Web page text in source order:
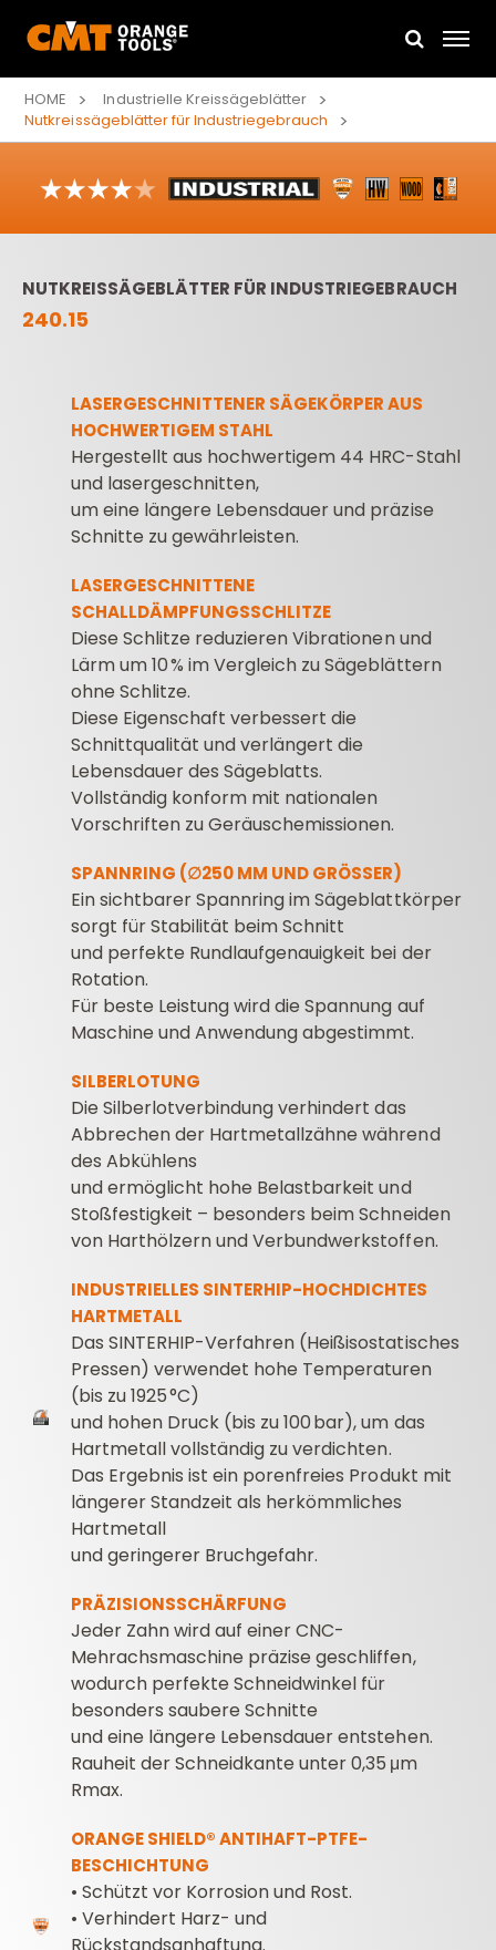
HOME
Industrielle Kreissägeblätter
Nutkreissägeblätter für Industriegebrauch
NUTKREISSÄGEBLÄTTER FÜR INDUSTRIEGEBRAUCH
240.15
LASERGESCHNITTENER SÄGEKÖRPER AUS
HOCHWERTIGEM STAHL
Hergestellt aus hochwertigem 44 HRC-Stahl
und lasergeschnitten,
um eine längere Lebensdauer und präzise
Schnitte zu gewährleisten.
LASERGESCHNITTENE
SCHALLDÄMPFUNGSSCHLITZE
Diese Schlitze reduzieren Vibrationen und
Lärm um 10 % im Vergleich zu Sägeblättern
ohne Schlitze.
Diese Eigenschaft verbessert die
Schnittqualität und verlängert die
Lebensdauer des Sägeblatts.
Vollständig konform mit nationalen
Vorschriften zu Geräuschemissionen.
SPANNRING (∅250 MM UND GRÖSSER)
Ein sichtbarer Spannring im Sägeblattkörper
sorgt für Stabilität beim Schnitt
und perfekte Rundlaufgenauigkeit bei der
Rotation.
Für beste Leistung wird die Spannung auf
Maschine und Anwendung abgestimmt.
SILBERLOTUNG
Die Silberlotverbindung verhindert das
Abbrechen der Hartmetallzähne während
des Abkühlens
und ermöglicht hohe Belastbarkeit und
Stoßfestigkeit – besonders beim Schneiden
von Harthölzern und Verbundwerkstoffen.
INDUSTRIELLES SINTERHIP-HOCHDICHTES
HARTMETALL
Das SINTERHIP-Verfahren (Heißisostatisches
Pressen) verwendet hohe Temperaturen
(bis zu 1925 °C)
und hohen Druck (bis zu 100 bar), um das
Hartmetall vollständig zu verdichten.
Das Ergebnis ist ein porenfreies Produkt mit
längerer Standzeit als herkömmliches
Hartmetall
und geringerer Bruchgefahr.
PRÄZISIONSSCHÄRFUNG
Jeder Zahn wird auf einer CNC-
Mehrachsmaschine präzise geschliffen,
wodurch perfekte Schneidwinkel für
besonders saubere Schnitte
und eine längere Lebensdauer entstehen.
Rauheit der Schneidkante unter 0,35 μm
Rmax.
ORANGE SHIELD® ANTIHAFT-PTFE-
BESCHICHTUNG
• Schützt vor Korrosion und Rost.
•Verhindert Harz- und
Rückstandsanhaftung.